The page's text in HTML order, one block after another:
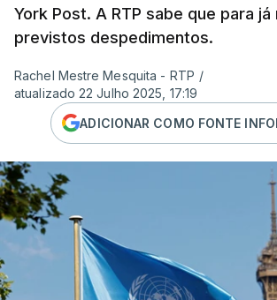
York Post. A RTP sabe que para já
previstos despedimentos.
Rachel Mestre Mesquita - RTP /
atualizado 22 Julho 2025, 17:19
ADICIONAR COMO FONTE